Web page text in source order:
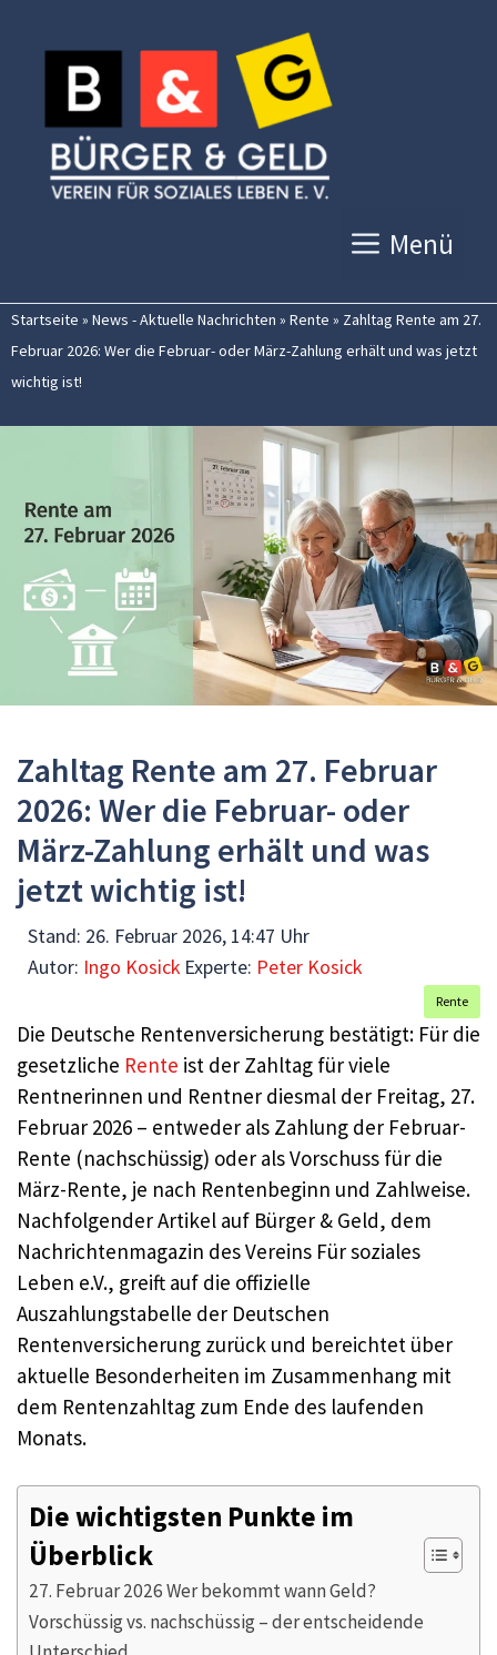
Inhalt
springen
Menü
Startseite » News - Aktuelle Nachrichten » Rente » Zahltag Rente am 27.
Februar 2026: Wer die Februar- oder März-Zahlung erhält und was jetzt
wichtig ist!
Zahltag Rente am 27. Februar
2026: Wer die Februar- oder
März-Zahlung erhält und was
jetzt wichtig ist!
Stand: 26. Februar 2026, 14:47 Uhr
Autor: Ingo Kosick Experte: Peter Kosick
Rente
Die Deutsche Rentenversicherung bestätigt: Für die
gesetzliche Rente ist der Zahltag für viele
Rentnerinnen und Rentner diesmal der Freitag, 27.
Februar 2026 – entweder als Zahlung der Februar-
Rente (nachschüssig) oder als Vorschuss für die
März-Rente, je nach Rentenbeginn und Zahlweise.
Nachfolgender Artikel auf Bürger & Geld, dem
Nachrichtenmagazin des Vereins Für soziales
Leben e.V., greift auf die offizielle
Auszahlungstabelle der Deutschen
Rentenversicherung zurück und bereichtet über
aktuelle Besonderheiten im Zusammenhang mit
dem Rentenzahltag zum Ende des laufenden
Monats.
Die wichtigsten Punkte im
Überblick
27. Februar 2026 Wer bekommt wann Geld?
Vorschüssig vs. nachschüssig – der entscheidende